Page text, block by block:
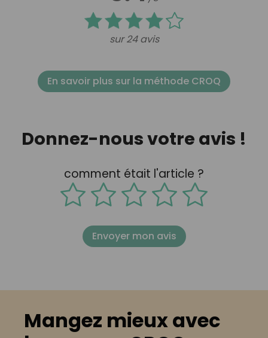
sur 24 avis
En savoir plus sur la méthode CROQ
Donnez-nous votre avis !
comment était l'article ?
Envoyer mon avis
Mangez mieux avec